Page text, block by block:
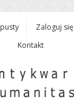
Zaloguj się
Kontakt